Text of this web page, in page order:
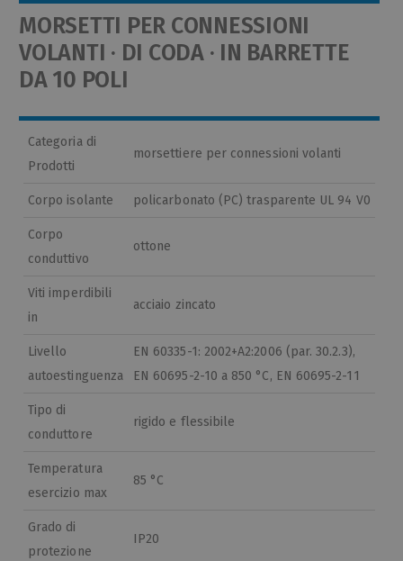
MORSETTI PER CONNESSIONI
VOLANTI · DI CODA · IN BARRETTE
DA 10 POLI
Categoria di
Prodotti
morsettiere per connessioni volanti
Corpo isolante policarbonato (PC) trasparente UL 94 V0
Corpo
conduttivo
ottone
Viti imperdibili
in
acciaio zincato
Livello
autoestinguenza
EN 60335-1: 2002+A2:2006 (par. 30.2.3),
EN 60695-2-10 a 850 °C, EN 60695-2-11
Tipo di
conduttore
rigido e flessibile
Temperatura
esercizio max
85 °C
Grado di
protezione
IP20